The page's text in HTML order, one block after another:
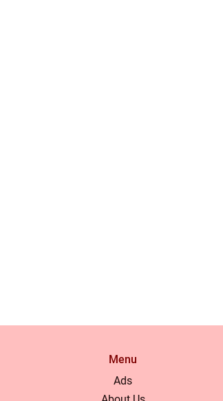
Menu
Ads